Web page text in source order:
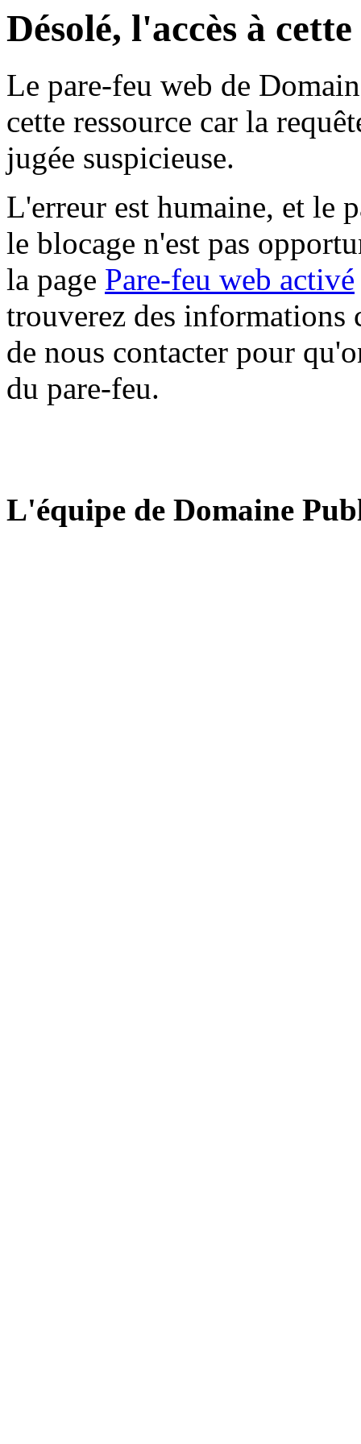
Désolé, l'accès à
Le pare-feu web de
cette ressource car la
jugée suspicieuse.
L'erreur est humaine, et le
le blocage n'est pas
la page Pare-feu web activé
trouverez des informations
de nous contacter pour
du pare-feu.
L'équipe de Domaine